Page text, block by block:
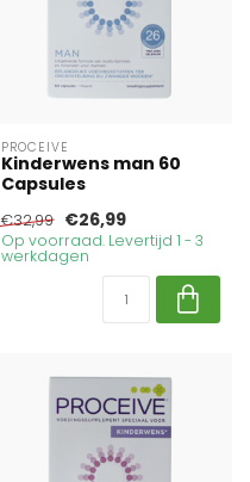
PROCEIVE
Kinderwens man 60
Capsules
€32,99 €26,99
Op voorraad. Levertijd 1 - 3
werkdagen